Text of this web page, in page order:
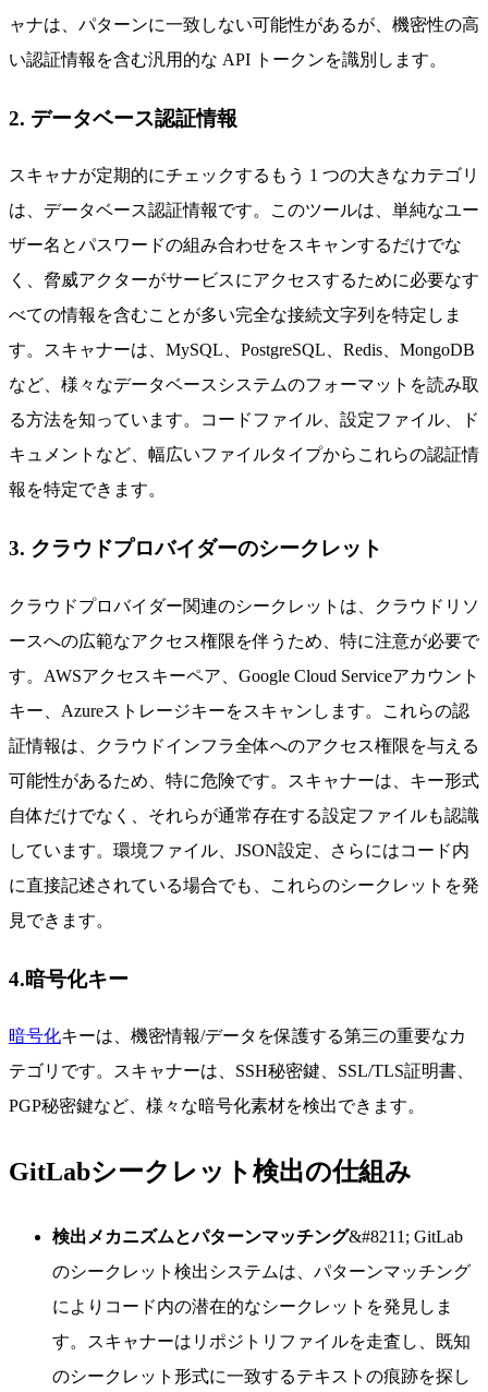
ャナは、パターンに一致しない可能性があるが、機密性の高
い認証情報を含む汎用的な API トークンを識別します。
2. データベース認証情報
スキャナが定期的にチェックするもう 1 つの大きなカテゴリ
は、データベース認証情報です。このツールは、単純なユー
ザー名とパスワードの組み合わせをスキャンするだけでな
く、脅威アクターがサービスにアクセスするために必要なす
べての情報を含むことが多い完全な接続文字列を特定しま
す。スキャナーは、MySQL、PostgreSQL、Redis、MongoDB
など、様々なデータベースシステムのフォーマットを読み取
る方法を知っています。コードファイル、設定ファイル、ド
キュメントなど、幅広いファイルタイプからこれらの認証情
報を特定できます。
3. クラウドプロバイダーのシークレット
クラウドプロバイダー関連のシークレットは、クラウドリソ
ースへの広範なアクセス権限を伴うため、特に注意が必要で
す。AWSアクセスキーペア、Google Cloud Serviceアカウント
キー、Azureストレージキーをスキャンします。これらの認
証情報は、クラウドインフラ全体へのアクセス権限を与える
可能性があるため、特に危険です。スキャナーは、キー形式
自体だけでなく、それらが通常存在する設定ファイルも認識
しています。環境ファイル、JSON設定、さらにはコード内
に直接記述されている場合でも、これらのシークレットを発
見できます。
4.暗号化キー
暗号化キーは、機密情報/データを保護する第三の重要なカ
テゴリです。スキャナーは、SSH秘密鍵、SSL/TLS証明書、
PGP秘密鍵など、様々な暗号化素材を検出できます。
GitLabシークレット検出の仕組み
検出メカニズムとパターンマッチング&#8211; GitLab
のシークレット検出システムは、パターンマッチング
によりコード内の潜在的なシークレットを発見しま
す。スキャナーはリポジトリファイルを走査し、既知
のシークレット形式に一致するテキストの痕跡を探し